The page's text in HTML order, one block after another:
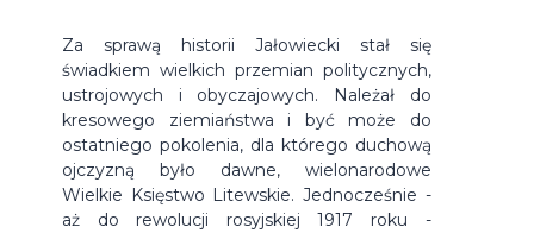
Za sprawą historii Jałowiecki stał się
świadkiem wielkich przemian politycznych,
ustrojowych i obyczajowych. Należał do
kresowego ziemiaństwa i być może do
ostatniego pokolenia, dla którego duchową
ojczyzną było dawne, wielonarodowe
Wielkie Księstwo Litewskie. Jednocześnie -
aż do rewolucji rosyjskiej 1917 roku -